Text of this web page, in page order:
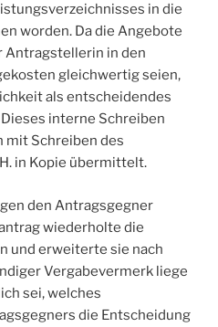
in die
worden. Da die Angebote
Antragstellerin in den
gleichwertig seien,
als entscheidendes
interne Schreiben
Schreiben des
in Kopie übermittelt.
den Antragsgegner
wiederholte die
und erweiterte sie nach
Vergabevermerk liege
sei, welches
die Entscheidung